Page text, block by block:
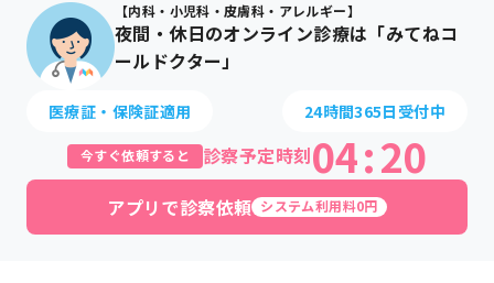
【内科・小児科・皮膚科・アレルギー】
夜間・休日のオンライン診療は「みてねコ
ールドクター」
医療証・保険証適用 24時間365日受付中
今すぐ依頼すると 診察予定時刻04:20
アプリで診察依頼 システム利用料0円